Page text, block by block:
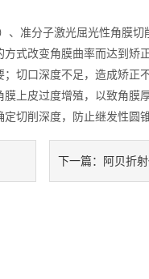
准分子激光屈光性角膜
式改变角膜曲率而达到矫
切口深度不足，造成矫正
上皮过度增殖，以致角膜
切削深度，防止继发性圆
下一篇： 阿贝折